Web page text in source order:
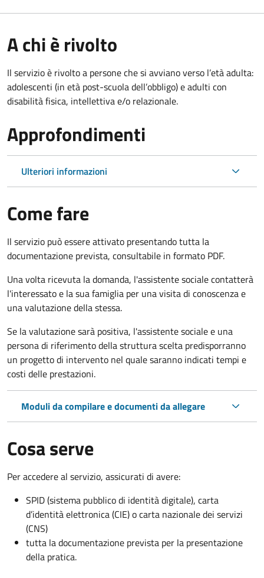
A chi è rivolto
Il servizio è rivoltoa persone che si avviano verso l’età adulta:
adolescenti (in età post-scuola dell’obbligo) e adulti con
disabilità fisica, intellettiva e/o relazionale.
Approfondimenti
Ulteriori informazioni
Come fare
Il servizio può essere attivato presentando tutta la
documentazione prevista, consultabile in formato PDF.
Una volta ricevuta la domanda, l'assistente sociale contatterà
l'interessato e la sua famiglia per una visita di conoscenza e
una valutazione della stessa.
Se la valutazione sarà positiva, l'assistente sociale e una
persona di riferimento della struttura scelta predisporranno
un progetto di intervento nel quale saranno indicati tempi e
costi delle prestazioni.
Moduli da compilare e documenti da allegare
Cosa serve
Per accedere al servizio, assicurati di avere:
SPID (sistema pubblico di identità digitale), carta
d’identità elettronica (CIE) o carta nazionale dei servizi
(CNS)
tutta la documentazione prevista per la presentazione
della pratica.